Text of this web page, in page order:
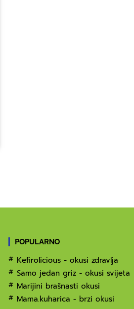
POPULARNO
Kefirolicious - okusi zdravlja
Samo jedan griz - okusi svijeta
Marijini brašnasti okusi
Mama.kuharica - brzi okusi